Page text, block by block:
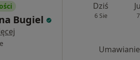
Bugiel
Dziś
6 Sie